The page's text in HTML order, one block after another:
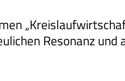
Resonanz und